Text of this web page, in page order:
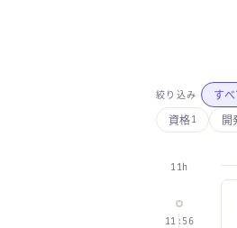
絞り込み す
資格1 開
11h
11:56